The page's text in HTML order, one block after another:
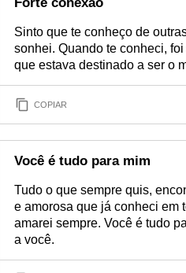
Sinto que te conheço de
sonhei. Quando te conheci,
que estava destinado a ser o
COPIAR
Você é tudo para mim
Tudo o que sempre quis,
e amorosa que já conheci em
amarei sempre. Você é tudo
a você.